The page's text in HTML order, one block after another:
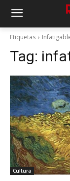
Etiquetas
Tag:
Cultura